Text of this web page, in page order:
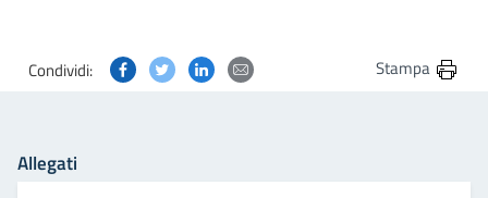
Condividi: Condividi questa pagina su Facebook
Condividi questa pagina su Twitter
Condividi questa pagina su Linkedin
Condividi questa pagina via
Stampa
Allegati